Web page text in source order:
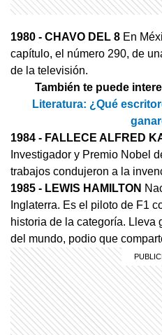
1980 - CHAVO DEL 8 En
capítulo, el número 290, de
de la televisión.
También te puede
Literatura: ¿Qué
1984 - FALLECE ALFRED
Investigador y Premio Nobel
trabajos condujeron a la
1985 - LEWIS HAMILTON
Inglaterra. Es el piloto de F1
historia de la categoría. Lleva
del mundo, podio que